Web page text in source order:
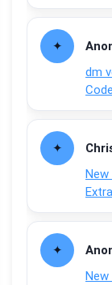
dm
New
New